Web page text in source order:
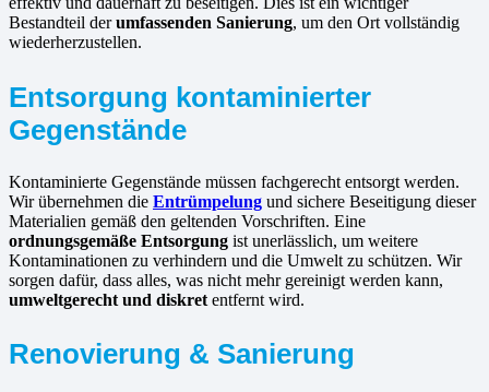
Bestandteil derumfassenden Sanierung, um den Ort vollständig
wiederherzustellen.
Entsorgung kontaminierter
Gegenstände
Kontaminierte Gegenstände müssen fachgerecht entsorgt werden.
Wir übernehmen die Entrümpelung und sichere Beseitigung dieser
Materialien gemäß den geltenden Vorschriften. Eine
ordnungsgemäße Entsorgung ist unerlässlich, um weitere
Kontaminationen zu verhindern und die Umwelt zu schützen. Wir
sorgen dafür, dass alles, was nicht mehr gereinigt werden kann,
umweltgerecht und diskret entfernt wird.
Renovierung & Sanierung